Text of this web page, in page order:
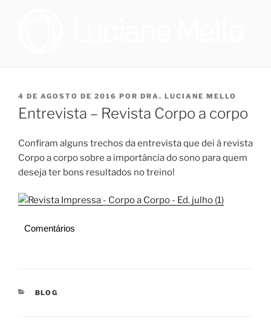
DE JANEIRO | DRA. LUCIANE
DE FIGUEIREDO MELLO
promover melhoria à qualidade de vida dos pacientes que
PUBLICADO
EM
4 DE AGOSTO DE 2016 POR DRA. LUCIANE MELLO
Entrevista – Revista Corpo a corpo
Confiram alguns trechos da entrevista que dei à revista
Corpo a corpo sobre a importância do sono para quem
deseja ter bons resultados no treino!
Comentários
CATEGORIAS
BLOG